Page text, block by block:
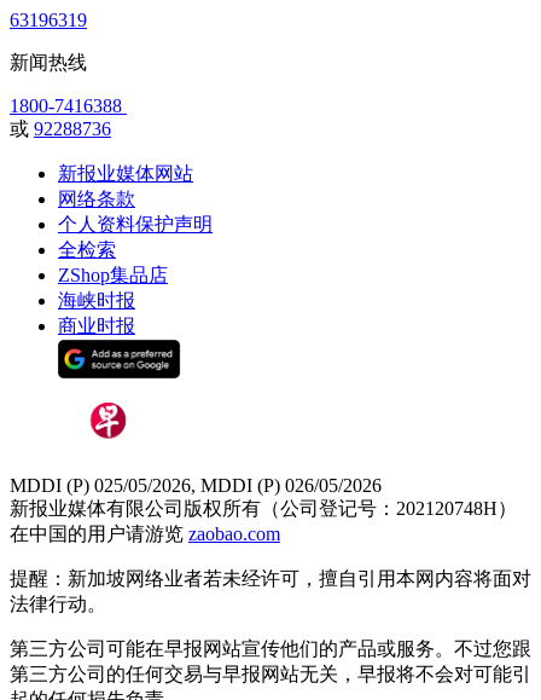
63196319
新闻热线
1800-7416388
或 92288736
新报业媒体网站
网络条款
个人资料保护声明
全检索
ZShop集品店
海峡时报
商业时报
MDDI (P) 025/05/2026, MDDI (P) 026/05/2026
新报业媒体有限公司版权所有（公司登记号：202120748H）
在中国的用户请游览 zaobao.com
提醒：新加坡网络业者若未经许可，擅自引用本网内容将面对
法律行动。
第三方公司可能在早报网站宣传他们的产品或服务。不过您跟
第三方公司的任何交易与早报网站无关，早报将不会对可能引